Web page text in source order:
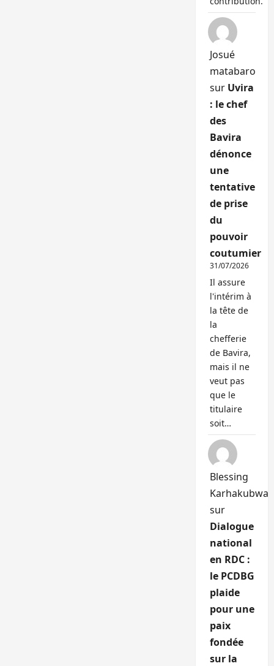
Josué
matabaro
sur Uvira
: le chef
des
Bavira
dénonce
une
tentative
de prise
du
pouvoir
coutumier
31/07/2026
Il assure
l'intérim à
la tête de
la
chefferie
de Bavira,
mais il ne
veut pas
que le
titulaire
soit…
Blessing
Karhakubwa
sur
Dialogue
national
en RDC :
le PCDBG
plaide
pour une
paix
fondée
sur la